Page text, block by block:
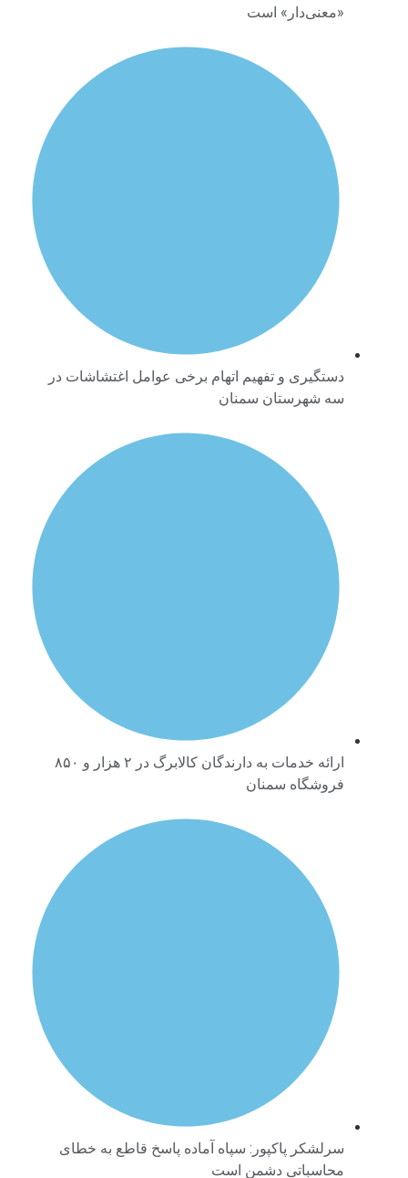
«معنی‌دار» است
دستگیری و تفهیم اتهام برخی عوامل اغتشاشات در
سه شهرستان سمنان
ارائه خدمات به دارندگان کالابرگ در ۲ هزار و ۸۵۰
فروشگاه سمنان
سرلشکر پاکپور: سپاه آماده پاسخ قاطع به خطای
محاسباتی دشمن است